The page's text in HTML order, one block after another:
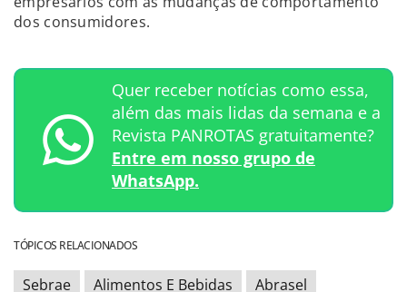
dos consumidores.
Quer receber notícias como essa,
além das mais lidas da semana e a
Revista PANROTAS gratuitamente?
Entre em nosso grupo de
WhatsApp.
TÓPICOS RELACIONADOS
Sebrae Alimentos E Bebidas Abrasel